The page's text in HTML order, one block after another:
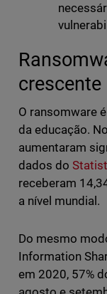
crescente
O ransomware
da educação.
aumentaram
dados do
receberam
a nível mundial.
Do mesmo
Information
em 2020, 57%